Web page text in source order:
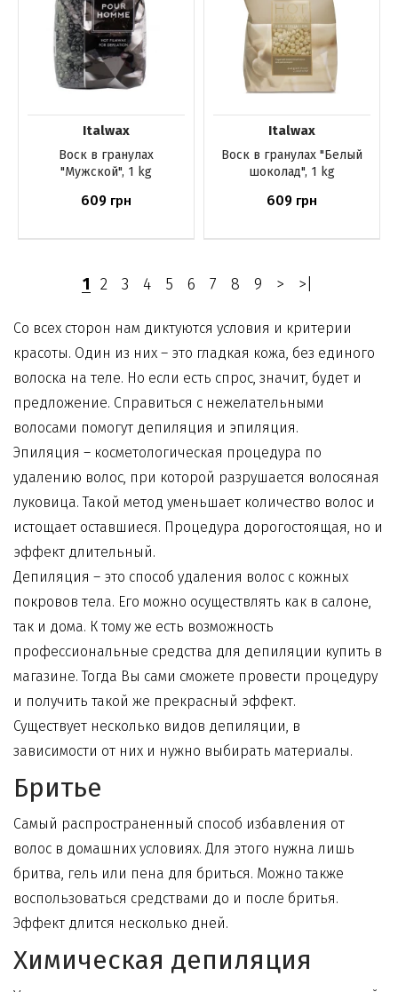
Italwax
Воск в гранулах
"Мужской", 1 kg
609 грн
Italwax
Воск в гранулах "Белый
шоколад", 1 kg
609 грн
1 2 3 4 5 6 7 8 9 > >|
Со всех сторон нам диктуются условия и критерии
красоты. Один из них – это гладкая кожа, без единого
волоска на теле. Но если есть спрос, значит, будет и
предложение. Справиться с нежелательными
волосами помогут депиляция и эпиляция.
Эпиляция – косметологическая процедура по
удалению волос, при которой разрушается волосяная
луковица. Такой метод уменьшает количество волос и
истощает оставшиеся. Процедура дорогостоящая, но и
эффект длительный.
Депиляция – это способ удаления волос с кожных
покровов тела. Его можно осуществлять как в салоне,
так и дома. К тому же есть возможность
профессиональные средства для депиляции купить в
магазине. Тогда Вы сами сможете провести процедуру
и получить такой же прекрасный эффект.
Существует несколько видов депиляции, в
зависимости от них и нужно выбирать материалы.
Бритье
Самый распространенный способ избавления от
волос в домашних условиях. Для этого нужна лишь
бритва, гель или пена для бриться. Можно также
воспользоваться средствами до и после бритья.
Эффект длится несколько дней.
Химическая депиляция